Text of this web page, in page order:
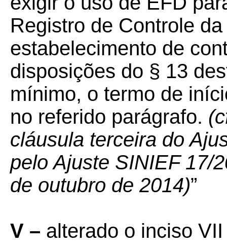
Registro de Controle
estabelecimento de
disposições do § 13
mínimo, o termo de
no referido parágrafo.
cláusula terceira do
pelo Ajuste SINIEF 17/
de outubro de 2014)”
V – alterado o inciso